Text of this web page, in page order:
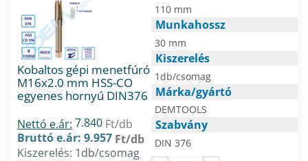
Kobaltos gépi menetfúró
M16x2.0 mm HSS-CO
egyenes hornyú DIN376
Nettó e.ár: 7.840 Ft/db
Bruttó e.ár: 9.957 Ft/db
Kiszerelés: 1db/csomag
110 mm
Munkahossz
30 mm
Kiszerelés
1db/csomag
Márka/gyártó
DEMTOOLS
Szabvány
DIN 376